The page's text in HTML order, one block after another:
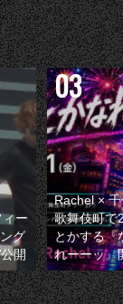
ー
グ
開
Rachel ×
歌舞伎町で
とかする『
れーーッ』